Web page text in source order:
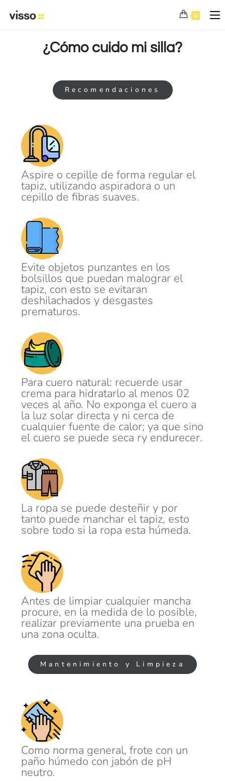
0
¿Cómo cuido mi silla?
Recomendaciones
Aspire o cepille de forma regular el
tapiz, utilizando aspiradora o un
cepillo de fibras suaves.
Evite objetos punzantes en los
bolsillos que puedan malograr el
tapiz, con esto se evitaran
deshilachados y desgastes
prematuros.
Para cuero natural: recuerde usar
crema para hidratarlo al menos 02
veces al año. No exponga el cuero a
la luz solar directa y ni cerca de
cualquier fuente de calor; ya que sino
el cuero se puede seca ry endurecer.
La ropa se puede desteñir y por
tanto puede manchar el tapiz, esto
sobre todo si la ropa esta húmeda.
Antes de limpiar cualquier mancha
procure, en la medida de lo posible,
realizar previamente una prueba en
una zona oculta.
Mantenimiento y Limpieza
Como norma general, frote con un
paño húmedo con jabón de pH
neutro.